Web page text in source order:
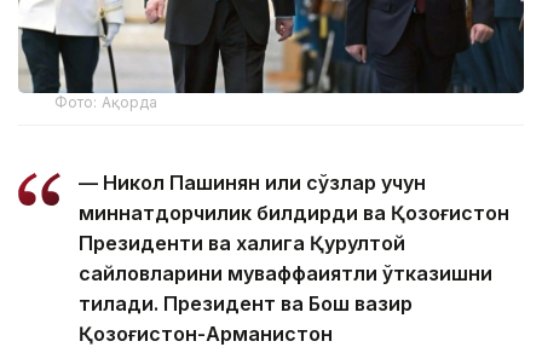
Фото: Ақорда
— Никол Пашинян илиқ сўзлар учун
миннатдорчилик билдирди ва Қозоғистон
Президенти ва халқига Қурултой
сайловларини муваффақиятли ўтказишни
тилади. Президент ва Бош вазир
Қозоғистон-Арманистон